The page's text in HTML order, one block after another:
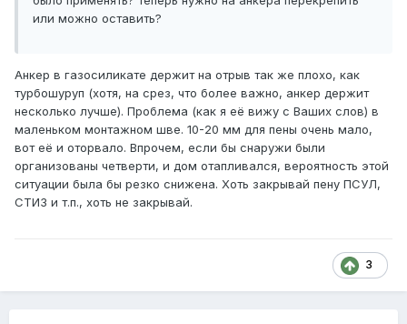
или можно оставить?
Анкер в газосиликате держит на отрыв так же плохо, как
турбошуруп (хотя, на срез, что более важно, анкер держит
несколько лучше). Проблема (как я её вижу с Ваших слов) в
маленьком монтажном шве. 10-20 мм для пены очень мало,
вот её и оторвало. Впрочем, если бы снаружи были
организованы четверти, и дом отапливался, вероятность этой
ситуации была бы резко снижена. Хоть закрывай пену ПСУЛ,
СТИЗ и т.п., хоть не закрывай.
3